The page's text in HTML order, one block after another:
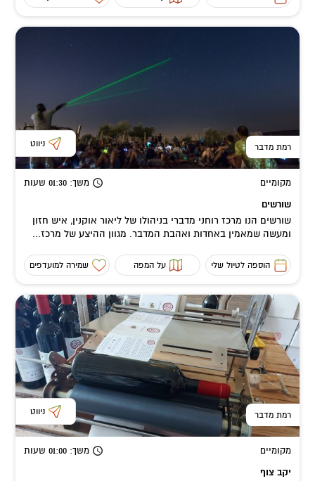
רמת מדבר ניווט
מקומיים משך: 01:30 שעות
שורשים
שורשים הנו מרכז רוחני מדברי בניהולו של ליאור אוקנין, איש חזון
ומעשה שמאמין באחדות ואהבת המדבר. מגוון ההיצע של מרכז...
הוספה לטיול שלי על המפה שמירה למועדפים
רמת מדבר ניווט
מקומיים משך: 01:00 שעות
יקב צוף